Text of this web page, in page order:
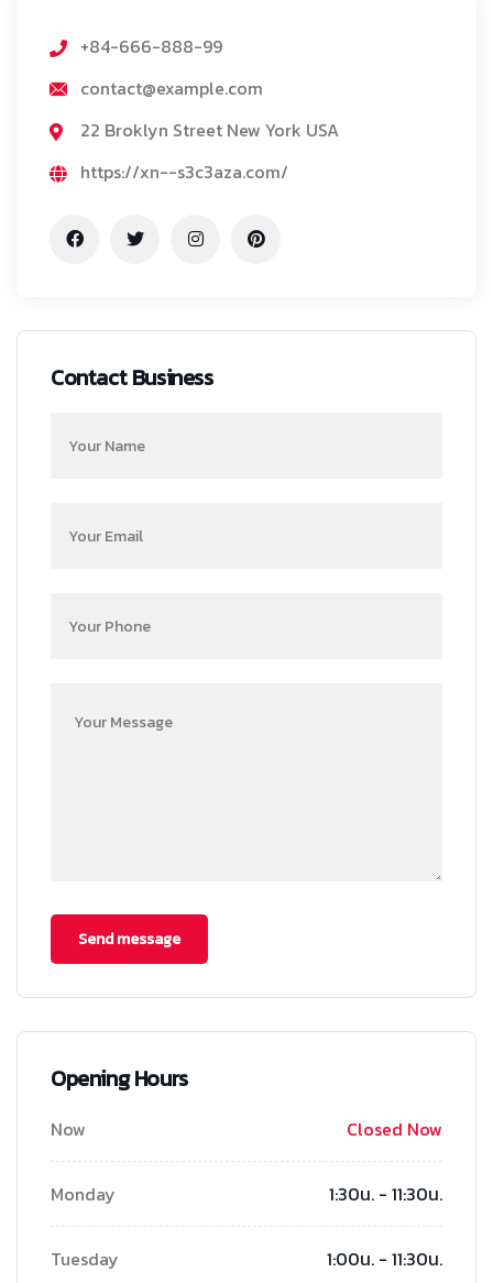
+84-666-888-99
contact@example.com
22 Broklyn Street New York USA
https://xn--s3c3aza.com/
Contact Business
Opening Hours
Now Closed Now
Monday 1:30น. - 11:30น.
Tuesday
1:00น. - 11:30น.